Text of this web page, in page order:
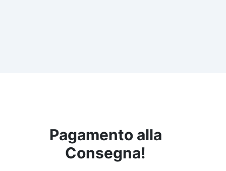
Pagamento alla
Consegna!